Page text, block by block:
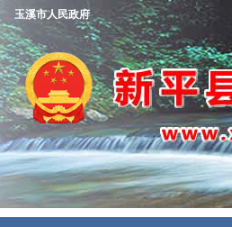
玉溪市人民政府